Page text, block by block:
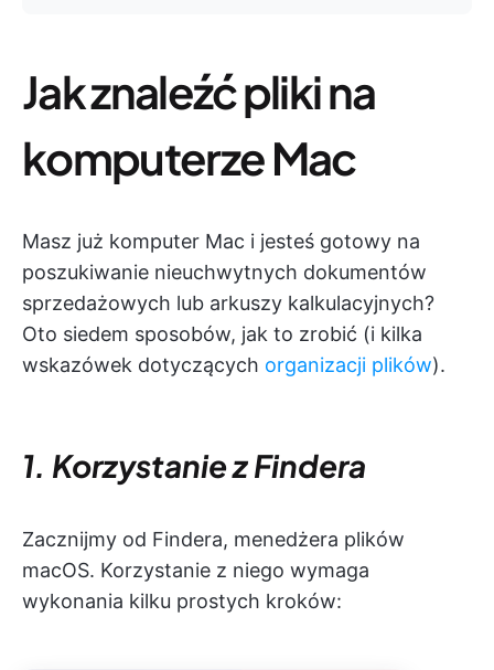
Jak znaleźć pliki na
komputerze Mac
Masz już komputer Mac i jesteś gotowy na
poszukiwanie nieuchwytnych dokumentów
sprzedażowych lub arkuszy kalkulacyjnych?
Oto siedem sposobów, jak to zrobić (i kilka
wskazówek dotyczących organizacji plików).
1. Korzystanie z Findera
Zacznijmy od Findera, menedżera plików
macOS. Korzystanie z niego wymaga
wykonania kilku prostych kroków: